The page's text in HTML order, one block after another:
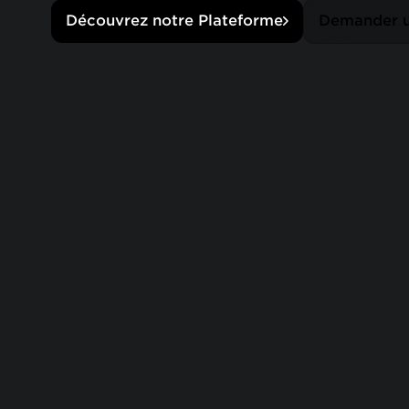
Découvrez notre Plateforme Demander